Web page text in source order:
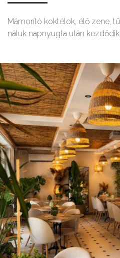
Mámorító koktélok, élő zene,
náluk napnyugta után